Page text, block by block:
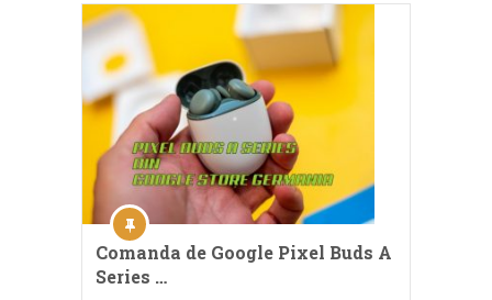
Comanda de Google Pixel Buds A
Series …